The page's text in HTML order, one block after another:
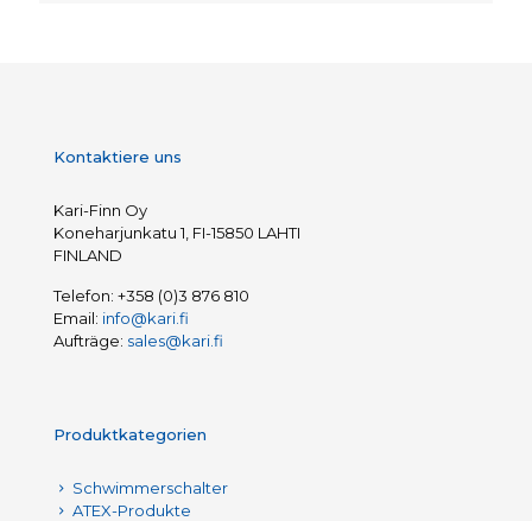
Kontaktiere uns
Kari-Finn Oy
Koneharjunkatu 1, FI-15850 LAHTI
FINLAND
Telefon: +358 (0)3 876 810
Email: info@kari.fi
Aufträge: sales@kari.fi
Produktkategorien
Schwimmerschalter
ATEX-Produkte